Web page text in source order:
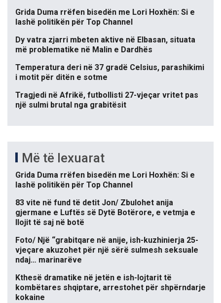
Grida Duma rrëfen bisedën me Lori Hoxhën: Si e
lashë politikën për Top Channel
Dy vatra zjarri mbeten aktive në Elbasan, situata
më problematike në Malin e Dardhës
Temperatura deri në 37 gradë Celsius, parashikimi
i motit për ditën e sotme
Tragjedi në Afrikë, futbollisti 27-vjeçar vritet pas
një sulmi brutal nga grabitësit
Më të lexuarat
Grida Duma rrëfen bisedën me Lori Hoxhën: Si e
lashë politikën për Top Channel
83 vite në fund të detit Jon/ Zbulohet anija
gjermane e Luftës së Dytë Botërore, e vetmja e
llojit të saj në botë
Foto/ Një “grabitqare në anije, ish-kuzhinierja 25-
vjeçare akuzohet për një sërë sulmesh seksuale
ndaj… marinarëve
Kthesë dramatike në jetën e ish-lojtarit të
kombëtares shqiptare, arrestohet për shpërndarje
kokaine